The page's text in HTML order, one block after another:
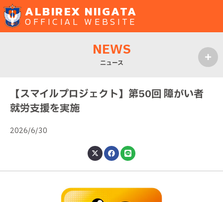
ALBIREX NIIGATA
OFFICIAL WEBSITE
NEWS
ニュース
【スマイルプロジェクト】第50回 障がい者
就労支援を実施
2026/6/30